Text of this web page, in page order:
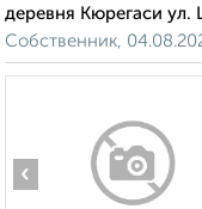
деревня Кюрегаси ул.
Собственник,
‹